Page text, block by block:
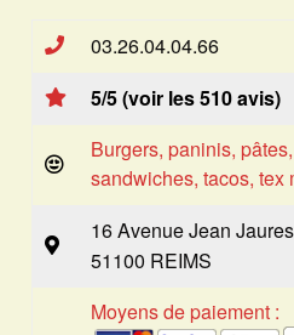
03.26.04.04.66
5/5 (voir les 510 avis)
Burgers, paninis,
sandwiches, tacos, tex
16 Avenue Jean Jaures
51100 REIMS
Moyens de paiement :